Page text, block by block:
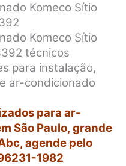
Komeco Sítio
Komeco Sítio
técnicos
para instalação,
ar-condicionado
para ar-
São Paulo, grande
agende pelo
1982